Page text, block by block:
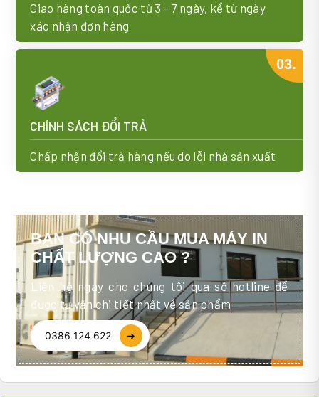
Giao hàng toàn quốc từ 3 - 7 ngày, kể từ ngày
xác nhận đơn hàng
03.
CHÍNH SÁCH ĐỔI TRẢ
Chấp nhận đổi trả hàng nếu do lỗi nhà sản xuất
BẠN CÓ NHU CẦU MUA MÁY IN
CHẤT LƯỢNG CAO ?
Liên hệ ngay cho chúng tôi qua số hotline để
được tư vấn chi tiết nhất về sản phẩm
0386 124 622 ➜